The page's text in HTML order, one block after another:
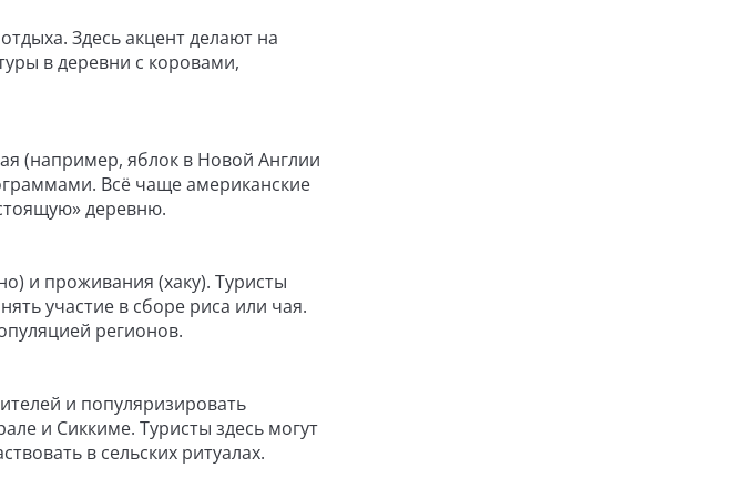
Здесь акцент делают на
в деревни с коровами,
(например, яблок в Новой Англии
Всё чаще американские
деревню.
и проживания (хаку). Туристы
участие в сборе риса или чая.
регионов.
и популяризировать
и Сиккиме. Туристы здесь могут
в сельских ритуалах.